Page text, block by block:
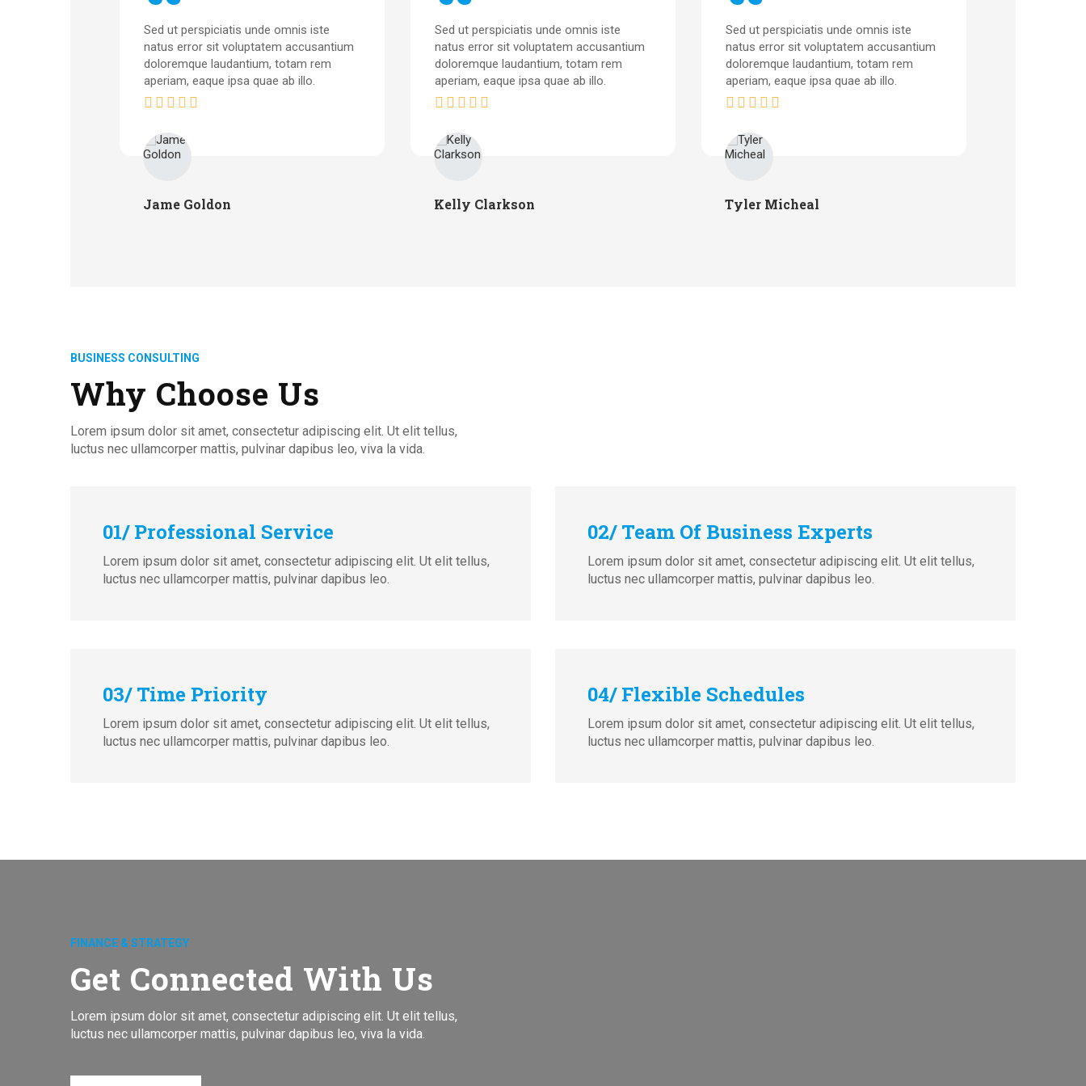
Sed ut perspiciatis unde omnis iste
natus error sit voluptatem accusantium
doloremque laudantium, totam rem
aperiam, eaque ipsa quae ab illo.
Jame Goldon
Sed ut perspiciatis unde omnis iste
natus error sit voluptatem accusantium
doloremque laudantium, totam rem
aperiam, eaque ipsa quae ab illo.
Kelly Clarkson
Sed ut perspiciatis unde omnis iste
natus error sit voluptatem accusantium
doloremque laudantium, totam rem
aperiam, eaque ipsa quae ab illo.
Tyler Micheal
BUSINESS CONSULTING
Why Choose Us
Lorem ipsum dolor sit amet, consectetur adipiscing elit. Ut elit tellus,
luctus nec ullamcorper mattis, pulvinar dapibus leo, viva la vida.
01/ Professional Service
Lorem ipsum dolor sit amet, consectetur adipiscing elit. Ut elit tellus,
luctus nec ullamcorper mattis, pulvinar dapibus leo.
03/ Time Priority
Lorem ipsum dolor sit amet, consectetur adipiscing elit. Ut elit tellus,
luctus nec ullamcorper mattis, pulvinar dapibus leo.
02/ Team Of Business Experts
Lorem ipsum dolor sit amet, consectetur adipiscing elit. Ut elit tellus,
luctus nec ullamcorper mattis, pulvinar dapibus leo.
04/ Flexible Schedules
Lorem ipsum dolor sit amet, consectetur adipiscing elit. Ut elit tellus,
luctus nec ullamcorper mattis, pulvinar dapibus leo.
FINANCE & STRATEGY
Get Connected With Us
Lorem ipsum dolor sit amet, consectetur adipiscing elit. Ut elit tellus,
luctus nec ullamcorper mattis, pulvinar dapibus leo, viva la vida.